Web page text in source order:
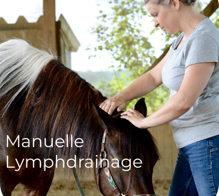
Manuelle
Lymphdrainage